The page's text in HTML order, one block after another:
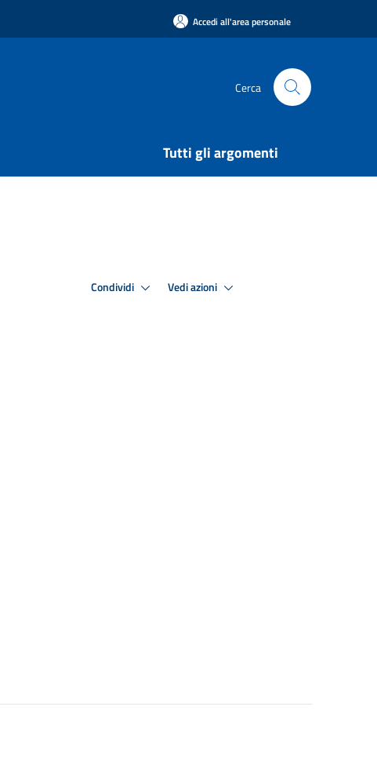
Accedi all'area personale
Cerca
Tutti gli argomenti
Condividi Vedi azioni